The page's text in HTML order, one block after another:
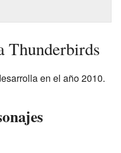
Thunderbirds
en el año 2010.